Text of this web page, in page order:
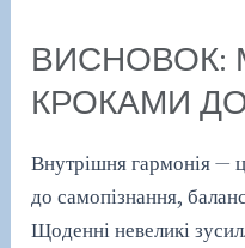
ВИСНОВОК:
КРОКАМИ ДО
Внутрішня гармонія —
до самопізнання,
Щоденні невеликі